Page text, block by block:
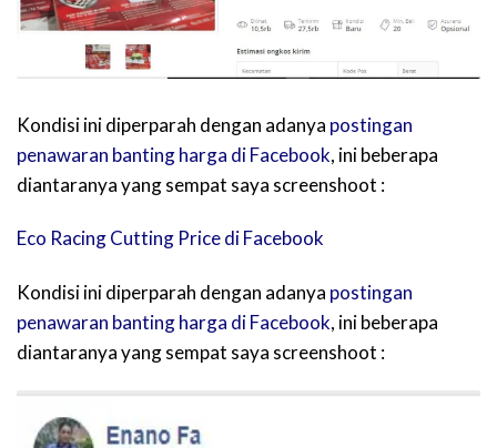
Kondisi ini diperparah dengan adanya postingan
penawaran banting harga di Facebook, ini beberapa
diantaranya yang sempat saya screenshoot :
Eco Racing Cutting Price di Facebook
Kondisi ini diperparah dengan adanya postingan
penawaran banting harga di Facebook, ini beberapa
diantaranya yang sempat saya screenshoot :